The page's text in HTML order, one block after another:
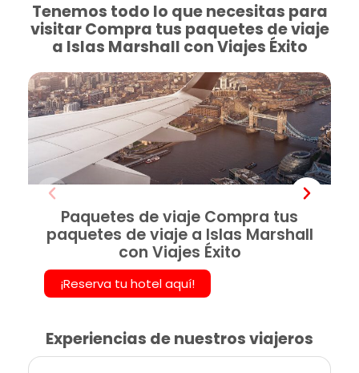
Tenemos todo lo que necesitas para
visitar Compra tus paquetes de viaje
a Islas Marshall con Viajes Éxito
Paquetes de viaje Compra tus
paquetes de viaje a Islas Marshall
con Viajes Éxito
¡Reserva tu hotel aquí!
Experiencias de nuestros viajeros